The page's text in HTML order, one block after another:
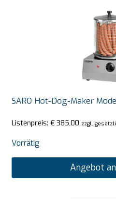
SARO Hot-Dog-Maker
Listenpreis: € 385,00 zzgl.
Vorrätig
Angebot